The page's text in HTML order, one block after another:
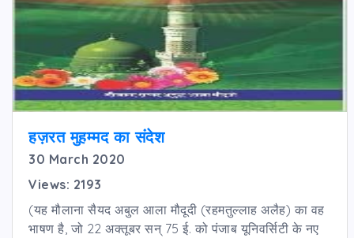
हज़रत मुहम्मद का संदेश
30 March 2020
Views: 2193
(यह मौलाना सैयद अबुल आला मौदूदी (रहमतुल्लाह अलैह) का वह
भाषण है, जो 22 अक्तूबर सन् 75 ई. को पंजाब यूनिवर्सिटी के नए